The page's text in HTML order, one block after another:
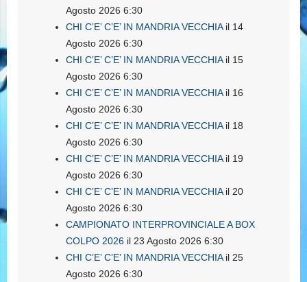
Agosto 2026 6:30
CHI C’E’ C’E’ IN MANDRIA VECCHIAil 14
Agosto 2026 6:30
CHI C’E’ C’E’ IN MANDRIA VECCHIAil 15
Agosto 2026 6:30
CHI C’E’ C’E’ IN MANDRIA VECCHIAil 16
Agosto 2026 6:30
CHI C’E’ C’E’ IN MANDRIA VECCHIAil 18
Agosto 2026 6:30
CHI C’E’ C’E’ IN MANDRIA VECCHIAil 19
Agosto 2026 6:30
CHI C’E’ C’E’ IN MANDRIA VECCHIAil 20
Agosto 2026 6:30
CAMPIONATO INTERPROVINCIALE A BOX
COLPO 2026 il 23 Agosto 2026 6:30
CHI C’E’ C’E’ IN MANDRIA VECCHIAil 25
Agosto 2026 6:30